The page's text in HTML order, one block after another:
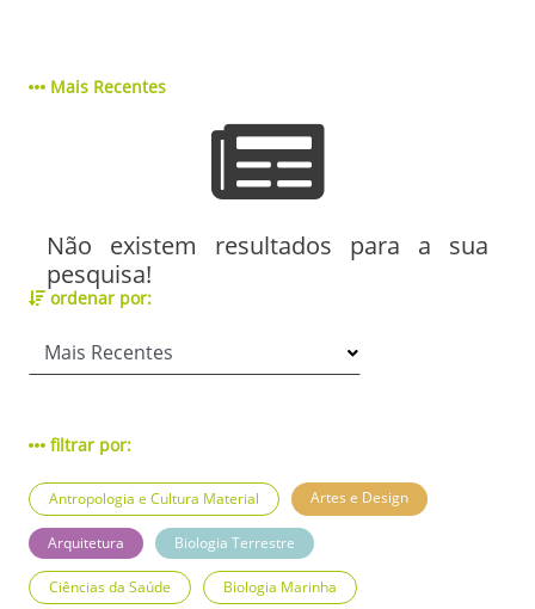
Mais Recentes
Não existem resultados para a sua
pesquisa!
ordenar por:
filtrar por:
Antropologia e Cultura Material Artes e Design
Arquitetura Biologia Terrestre
Ciências da Saúde Biologia Marinha